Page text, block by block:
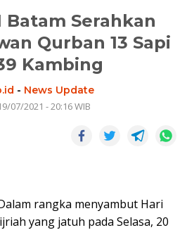
Serahkan
Qurban 13 Sapi
Kambing
- News Update
07/2021 - 20:16 WIB
rangka menyambut Hari
yang jatuh pada Selasa, 20